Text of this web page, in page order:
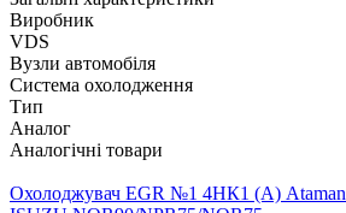
Виробник
VDS
Вузли автомобіля
Система охолодження
Тип
Аналог
Аналогічні товари
Охолоджувач EGR №1 4НК1 (А)